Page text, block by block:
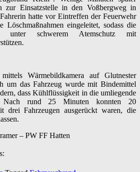
zur Einsatzstelle in den Voßbergweg in
hatte vor Eintreffen der Feuerwehr
Löschmaßnahmen eingeleitet, sodass die
unter schwerem Atemschutz mit
Wärmebildkamera auf Glutnester
um das Fahrzeug wurde mit Bindemittel
dass Kühlflüssigkeit in die umliegende
Nach rund 25 Minuten konnten 20
drei Fahrzeugen ausgerückt waren, die
– PW FF Hatten